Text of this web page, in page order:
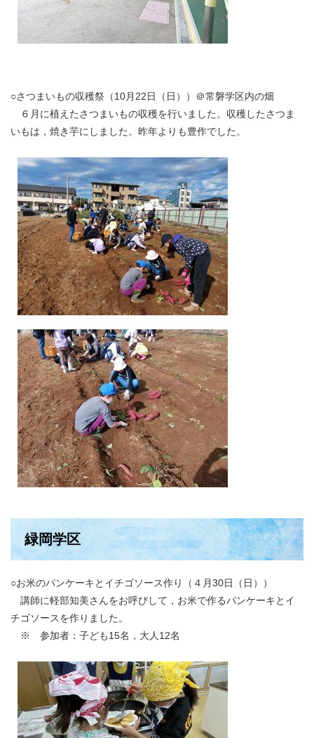
○さつまいもの収穫祭（10月22日（日））＠常磐学区内の畑
６月に植えたさつまいもの収穫を行いました。収穫したさつま
いもは，焼き芋にしました。昨年よりも豊作でした。
緑岡学区
○お米のパンケーキとイチゴソース作り（４月30日（日））
講師に軽部知美さんをお呼びして，お米で作るパンケーキとイ
チゴソースを作りました。
※ 参加者：子ども15名，大人12名